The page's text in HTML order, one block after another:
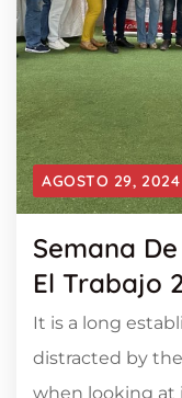
AGOSTO 29, 2024
Semana
El Trabajo
It is a long
distracted by
when looking at